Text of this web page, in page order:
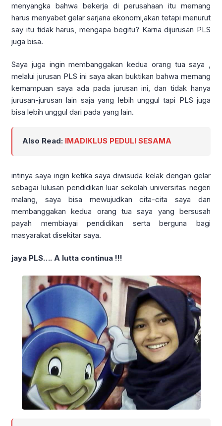
menyangka bahwa bekerja di perusahaan itu memang
harus menyabet gelar sarjana ekonomi,akan tetapi menurut
say itu tidak harus, mengapa begitu? Karna dijurusan PLS
juga bisa.
Saya juga ingin membanggakan kedua orang tua saya ,
melalui jurusan PLS ini saya akan buktikan bahwa memang
kemampuan saya ada pada jurusan ini, dan tidak hanya
jurusan-jurusan lain saja yang lebih unggul tapi PLS juga
bisa lebih unggul dari pada yang lain.
Also Read: IMADIKLUS PEDULI SESAMA
intinya saya ingin ketika saya diwisuda kelak dengan gelar
sebagai lulusan pendidikan luar sekolah universitas negeri
malang, saya bisa mewujudkan cita-cita saya dan
membanggakan kedua orang tua saya yang bersusah
payah membiayai pendidikan serta berguna bagi
masyarakat disekitar saya.
jaya PLS…. A lutta continua !!!